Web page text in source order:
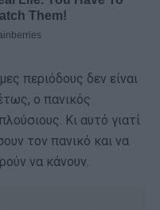
περιόδους δεν είναι
ο πανικός
Κι αυτό γιατί
τον πανικό και να
να κάνουν.